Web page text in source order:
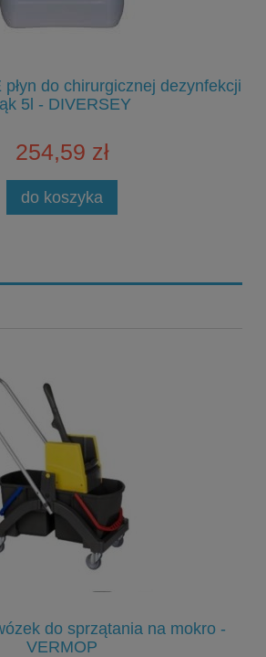
do chirurgicznej dezynfekcji
5l - DIVERSEY
254,59 zł
do koszyka
do sprzątania na mokro -
VERMOP